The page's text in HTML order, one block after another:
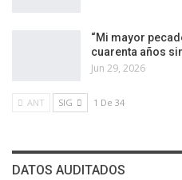
“Mi mayor
cuarenta años
Jun 29, 2026
ANT SIG 1 De 34
DATOS AUDITADOS